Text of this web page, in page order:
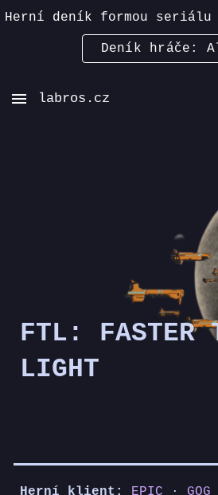
Deník hráče:
labros.cz
FTL: FASTER
LIGHT
Herní klient: EPIC · GOG